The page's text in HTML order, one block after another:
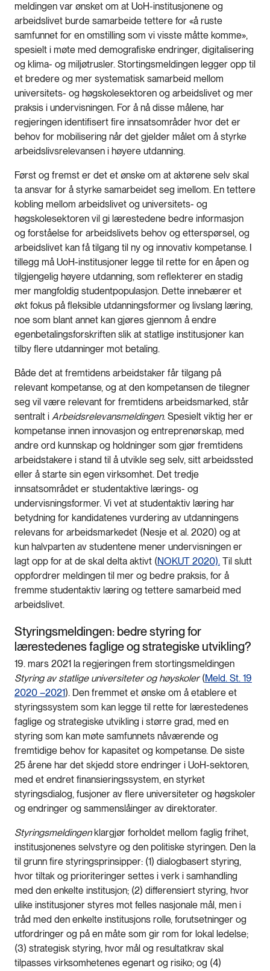
meldingen var ønsket om at UoH-institusjonene og
arbeidslivet burde samarbeide tettere for «å ruste
samfunnet for en omstilling som vi visste måtte komme»,
spesielt i møte med demografiske endringer, digitalisering
og klima- og miljøtrusler. Stortingsmeldingen legger opp til
et bredere og mer systematisk samarbeid mellom
universitets- og høgskolesektoren og arbeidslivet​ og mer
praksis i undervisningen. For å nå disse målene, har
regjeringen identifisert fire innsatsområder hvor det er
behov for mobilisering når det gjelder målet om å styrke
arbeidslivsrelevansen i høyere utdanning.
Først og fremst er det et ønske om at aktørene selv skal
ta ansvar for å styrke samarbeidet seg imellom. En tettere
kobling mellom arbeidslivet og universitets- og
høgskolesektoren vil gi lærestedene bedre informasjon
og forståelse for arbeidslivets behov og etterspørsel, og
arbeidslivet kan få tilgang til ny og innovativ kompetanse. I
tillegg må UoH-institusjoner legge til rette for en åpen og
tilgjengelig høyere utdanning, som reflekterer en stadig
mer mangfoldig studentpopulasjon. Dette innebærer et
økt fokus på fleksible utdanningsformer og livslang læring,
noe som blant annet kan gjøres gjennom å endre
egenbetalingsforskriften slik at statlige institusjoner kan
tilby flere utdanninger mot betaling.
Både det at fremtidens arbeidstaker får tilgang på
relevant kompetanse, og at den kompetansen de tilegner
seg vil være relevant for fremtidens arbeidsmarked, står
sentralt i Arbeidsrelevansmeldingen. Spesielt viktig her er
kompetanse innen innovasjon og entreprenørskap, med
andre ord kunnskap og holdninger som gjør fremtidens
arbeidstakere i stand til å utvikle seg selv, sitt arbeidssted
eller å starte sin egen virksomhet. Det tredje
innsatsområdet er studentaktive lærings- og
undervisningsformer. Vi vet at studentaktiv læring har
betydning for kandidatenes vurdering av utdanningens
relevans for arbeidsmarkedet (Nesje et al. 2020) og at
kun halvparten av studentene mener undervisningen er
lagt opp for at de skal delta aktivt (NOKUT 2020). Til slutt
oppfordrer meldingen til mer og bedre praksis​, for å
fremme studentaktiv læring og tettere samarbeid med
arbeidslivet.
Styringsmeldingen: bedre styring for
lærestedenes faglige og strategiske utvikling?
19. mars 2021 la regjeringen frem stortingsmeldingen
Styring av statlige universiteter og høyskoler (Meld. St. 19
2020 –2021). Den fremmet et ønske om å etablere et
styringssystem som kan legge til rette for lærestedenes
faglige og strategiske utvikling i større grad, med en
styring som kan møte samfunnets nåværende og
fremtidige behov for kapasitet og kompetanse. De siste
25 årene har det skjedd store endringer i UoH-sektoren,
med et endret finansieringssystem, en styrket
styringsdialog, fusjoner av flere universiteter og høgskoler
og endringer og sammenslåinger av direktorater.
Styringsmeldingenklargjør forholdet mellom faglig frihet,
institusjonenes selvstyre og den politiske styringen. Den la
til grunn fire styringsprinsipper: (1) dialogbasert styring,
hvor tiltak og prioriteringer settes i verk i samhandling
med den enkelte institusjon; (2) differensiert styring, hvor
ulike institusjoner styres mot felles nasjonale mål, men i
tråd med den enkelte institusjons rolle, forutsetninger og
utfordringer og på en måte som gir rom for lokal ledelse;
(3) strategisk styring, hvor mål og resultatkrav skal
tilpasses virksomhetenes egenart og risiko; og (4)